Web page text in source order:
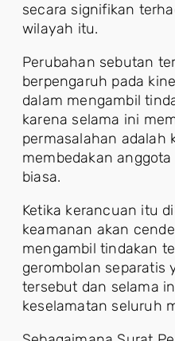
secara signifikan
wilayah itu.
Perubahan sebutan
berpengaruh pada
dalam mengambil
karena selama ini
permasalahan adalah
membedakan
biasa.
Ketika kerancuan itu
keamanan akan
mengambil tindakan
gerombolan separatis
tersebut dan selama
keselamatan seluruh